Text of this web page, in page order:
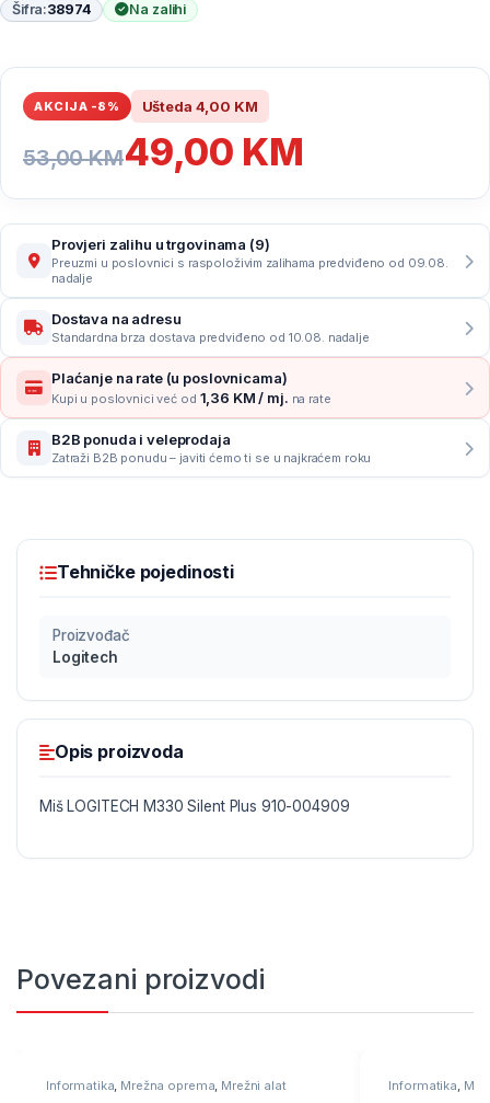
Šifra:38974 Na zalihi
AKCIJA -8% Ušteda 4,00 KM
53,00KM49,00 KM
Provjeri zalihu u trgovinama (9)
Preuzmi u poslovnici s raspoloživim zalihama predviđeno od 09.08.
nadalje
Dostava na adresu
Standardna brza dostava predviđeno od 10.08. nadalje
Plaćanje na rate (u poslovnicama)
Kupi u poslovnici već od 1,36 KM / mj. na rate
B2B ponuda i veleprodaja
Zatraži B2B ponudu – javiti ćemo ti se u najkraćem roku
Tehničke pojedinosti
Proizvođač
Logitech
Opis proizvoda
Miš LOGITECH M330 Silent Plus 910-004909
Povezani proizvodi
Informatika, Mrežna oprema, Mrežni alat Informatika,